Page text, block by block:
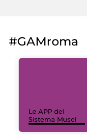
#GAMroma
Le APP del
Sistema Musei